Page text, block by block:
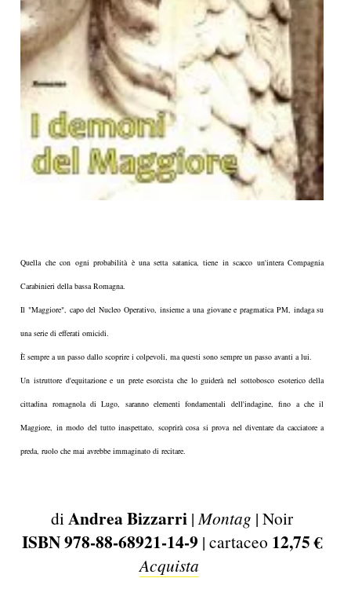
Quella che con ogni probabilità è una setta satanica, tiene in scacco un'intera Compagnia
Carabinieri della bassa Romagna.
Il "Maggiore", capo del Nucleo Operativo, insieme a una giovane e pragmatica PM, indaga su
una serie di efferati omicidi.
È sempre a un passo dallo scoprire i colpevoli, ma questi sono sempre un passo avanti a lui.
Un istruttore d'equitazione e un prete esorcista che lo guiderà nel sottobosco esoterico della
cittadina romagnola di Lugo, saranno elementi fondamentali dell'indagine, fino a che il
Maggiore, in modo del tutto inaspettato, scoprirà cosa si prova nel diventare da cacciatore a
preda, ruolo che mai avrebbe immaginato di recitare.
diAndrea Bizzarri |Montag | Noir
ISBN 978-88-68921-14-9 | cartaceo 12,75 €
Acquista